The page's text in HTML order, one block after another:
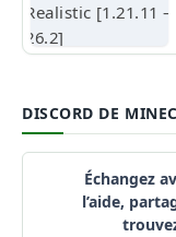
DISCORD DE
Échangez
l’aide,